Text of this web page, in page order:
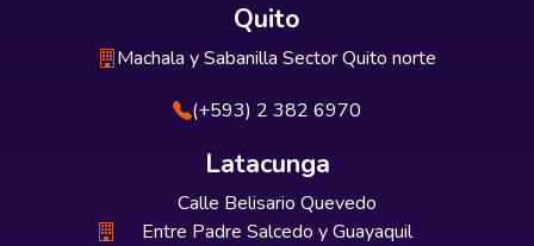
Quito
Machala y Sabanilla Sector Quito norte
(+593) 2 382 6970
Latacunga
Calle Belisario Quevedo
Entre Padre Salcedo y Guayaquil